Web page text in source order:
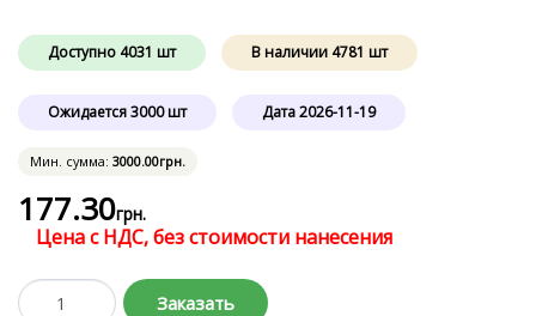
Доступно 4031 шт В наличии 4781 шт
Ожидается3000шт Дата2026-11-19
Мин. сумма: 3000.00грн.
177.30грн.
Цена с НДС, без стоимости нанесения
Заказать